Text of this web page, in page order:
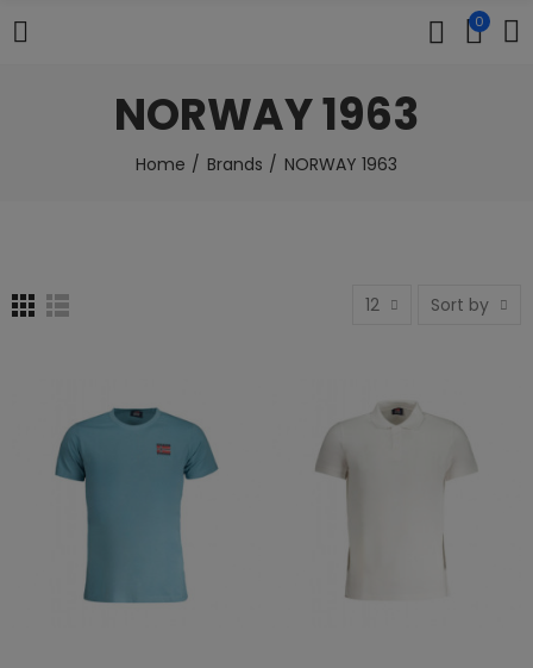
0
NORWAY 1963
Home Brands NORWAY 1963
12 Sort by